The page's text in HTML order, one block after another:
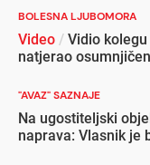
BOLESNA LJUBOMORA
Video / Vidio
natjerao
"AVAZ" SAZNAJE
Na ugostiteljski
naprava: